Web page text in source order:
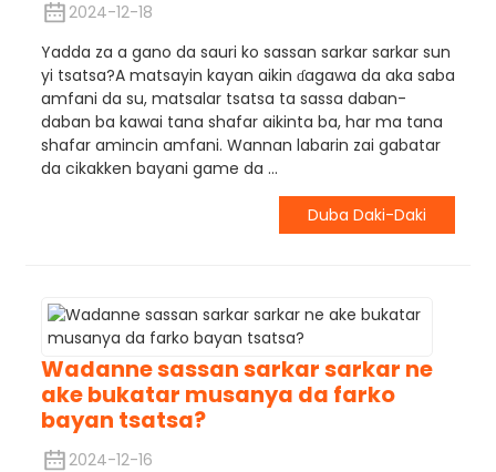
2024-12-18
Yadda za a gano da sauri ko sassan sarkar sarkar sun
yi tsatsa?A matsayin kayan aikin ɗagawa da aka saba
amfani da su, matsalar tsatsa ta sassa daban-
daban ba kawai tana shafar aikinta ba, har ma tana
shafar amincin amfani. Wannan labarin zai gabatar
da cikakken bayani game da ...
Duba Daki-Daki
Wadanne sassan sarkar sarkar ne
ake bukatar musanya da farko
bayan tsatsa?
2024-12-16